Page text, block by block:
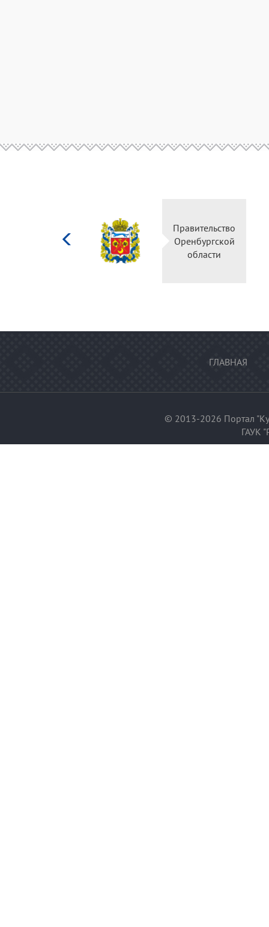
Правительство
Оренбургской
области
ГЛАВНАЯ
© 2013-2026 Портал
ГАУК